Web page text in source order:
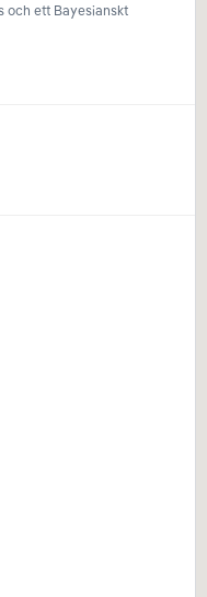
och ett Bayesianskt